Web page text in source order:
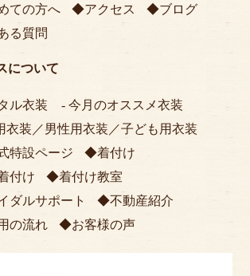
ての方へ アクセス
ブログ
る質問
について
ル衣装
今月のオススメ衣装
衣装 ／男性用衣装 ／子ども用衣装
特設ページ
着付け
付け
着付け教室
ダルサポート
不動産紹介
の流れ
お客様の声